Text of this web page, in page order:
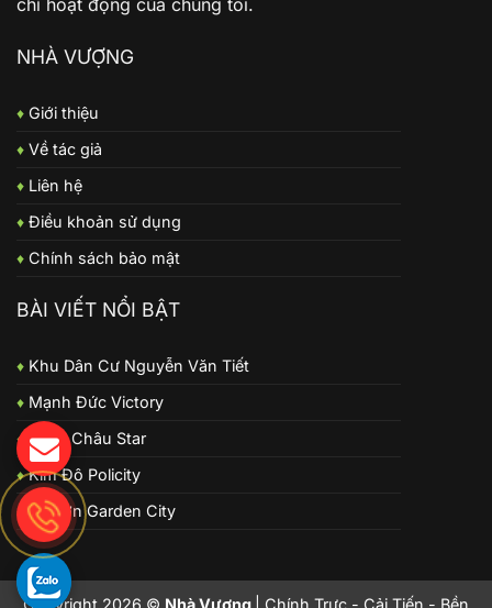
chí hoạt động của chúng tôi.
NHÀ VƯỢNG
♦ Giới thiệu
♦ Về tác giả
♦ Liên hệ
♦ Điều khoản sử dụng
♦ Chính sách bảo mật
BÀI VIẾT NỔI BẬT
♦ Khu Dân Cư Nguyễn Văn Tiết
♦ Mạnh Đức Victory
♦ Long Châu Star
♦ Kim Đô Policity
♦ Từ Sơn Garden City
Copyright 2026 © Nhà Vượng | Chính Trực - Cải Tiến - Bền